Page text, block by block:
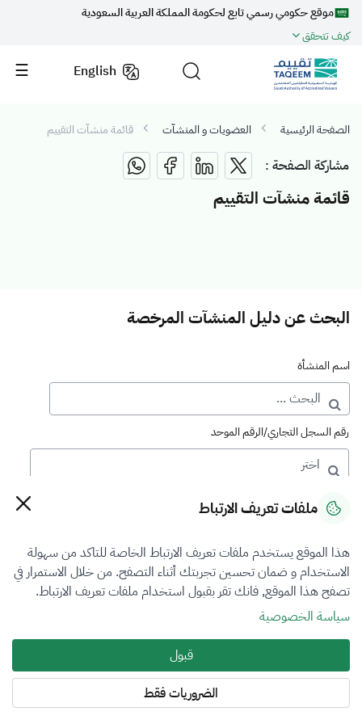
موقع حكومي رسمي تابع لحكومة المملكة العربية السعودية
كيف تتحقق
English
الصفحة الرئيسية العضويات و المنشآت قائمة منشآت التقييم
مشاركة الصفحة :
قائمة منشآت التقييم
البحث عن دليل المنشآت المرخصة
اسم المنشأة
رقم السجل التجاري/الرقم الموحد
رقم الترخيص
التصنيف
VFR2
فرع التقييم
ملفات تعريف الارتباط
هذا الموقع يستخدم ملفات تعريف الارتباط الخاصة للتاكد من سهولة
الاستخدام و ضمان تحسين تجربتك أثناء التصفح. من خلال الاستمرار في
تصفح هذا الموقع, فانك تقر بقبول استخدام ملفات تعريف الارتباط.
سياسة الخصوصية
قبول
الضروريات فقط